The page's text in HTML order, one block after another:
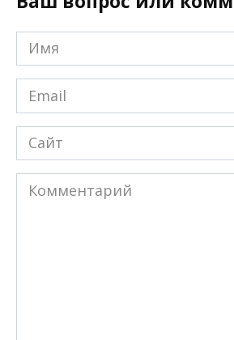
Имя
*
Email
*
Сайт
Комментарий